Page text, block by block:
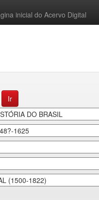
inicial do Acervo Digital